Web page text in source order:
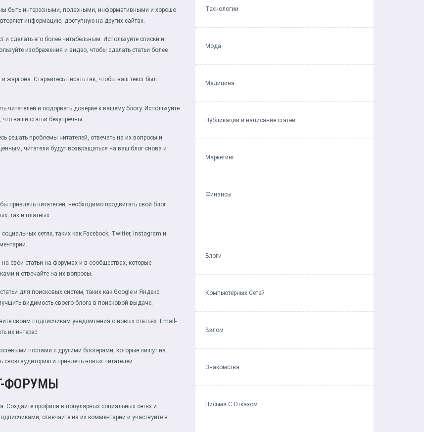
быть интересными, полезными, информативными и хорошо
информацию, доступную на других сайтах.
и сделать его более читабельным. Используйте списки и
изображения и видео, чтобы сделать статьи более
Старайтесь писать так, чтобы ваш текст был
читателей и подорвать доверие к вашему блогу. Используйте
ваши статьи безупречны.
решать проблемы читателей, отвечать на их вопросы и
читатели будут возвращаться на ваш блог снова и
привлечь читателей, необходимо продвигать свой блог.
так и платных.
сетях, таких как Facebook, Twitter, Instagram и
свои статьи на форумах и в сообществах, которые
и отвечайте на их вопросы.
для поисковых систем, таких как Google и Яндекс.
видимость своего блога в поисковой выдаче.
своим подписчикам уведомления о новых статьях. Email-
их интерес.
постами с другими блогерами, которые пишут на
свою аудиторию и привлечь новых читателей.
ФОРУМЫ
Создайте профили в популярных социальных сетях и
отвечайте на их комментарии и участвуйте в
Технологии
Мода
Медицина
Публикации и написание статей
Маркетинг
Финансы
Блоги
Компьютерных Сетей
Взлом
Знакомства
Письма С Отказом